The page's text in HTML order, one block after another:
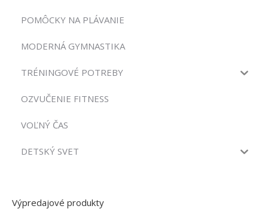
POMÔCKY NA PLÁVANIE
MODERNÁ GYMNASTIKA
TRÉNINGOVÉ POTREBY
OZVUČENIE FITNESS
VOĽNÝ ČAS
DETSKÝ SVET
Výpredajové produkty